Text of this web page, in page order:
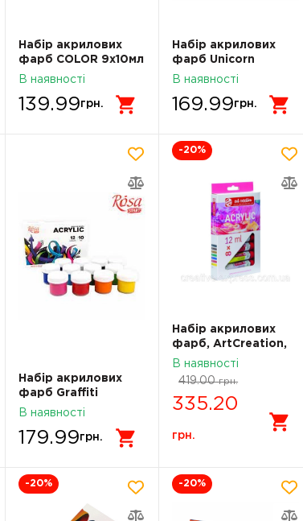
Набір акрилових
фарб COLOR 9x10мл
ROSA START
В наявності
139.99 грн.
Набір акрилових
фарб Unicorn
12x10мл ROSA START
В наявності
169.99 грн.
Набір акрилових
фарб Graffiti
12x10мл ROSA START
В наявності
179.99 грн.
-20%
Набір акрилових
фарб, ArtCreation,
8*12 мл, Royal Talens
В наявності
419.00 грн.
335.20
грн.
-20% -20%